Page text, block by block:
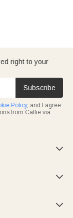
right to your
Subscribe
Policy, and I agree
from Callie via


